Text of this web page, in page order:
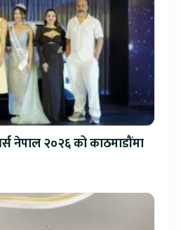
नेपाल २०२६ को काठमाडौंमा